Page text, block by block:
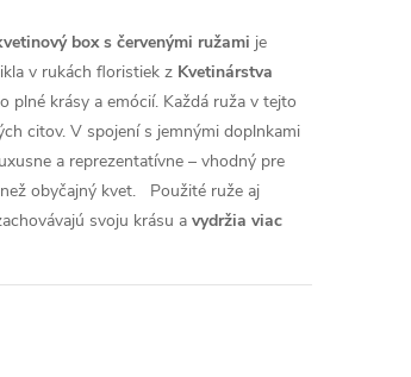
box s červenými ružami je
v rukách floristiek z Kvetinárstva
plné krásy a emócií. Každá ruža v tejto
citov. V spojení s jemnými doplnkami
a reprezentatívne – vhodný pre
obyčajný kvet.
Použité ruže aj
svoju krásu a vydržia viac